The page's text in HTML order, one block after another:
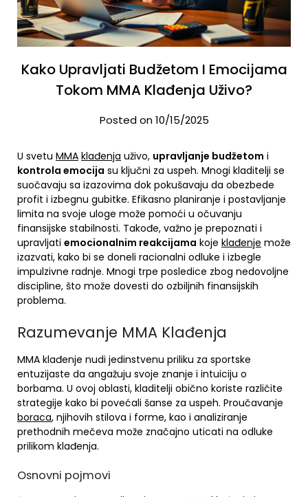
Kako Upravljati Budžetom I Emocijama
Tokom MMA Klađenja Uživo?
Posted on 10/15/2025
U svetu MMA klađenja uživo, upravljanje budžetom i
kontrola emocija su ključni za uspeh. Mnogi kladitelji se
suočavaju sa izazovima dok pokušavaju da obezbede
profit i izbegnu gubitke. Efikasno planiranje i postavljanje
limita na svoje uloge može pomoći u očuvanju
finansijske stabilnosti. Takođe, važno je prepoznati i
upravljati emocionalnim reakcijama koje klađenje može
izazvati, kako bi se doneli racionalni odluke i izbegle
impulzivne radnje. Mnogi trpe posledice zbog nedovoljne
discipline, što može dovesti do ozbiljnih finansijskih
problema.
Razumevanje MMA Klađenja
MMA klađenje nudi jedinstvenu priliku za sportske
entuzijaste da angažuju svoje znanje i intuiciju o
borbama. U ovoj oblasti, kladitelji obično koriste različite
strategije kako bi povećali šanse za uspeh. Proučavanje
boraca, njihovih stilova i forme, kao i analiziranje
prethodnih mečeva može značajno uticati na odluke
prilikom klađenja.
Osnovni pojmovi